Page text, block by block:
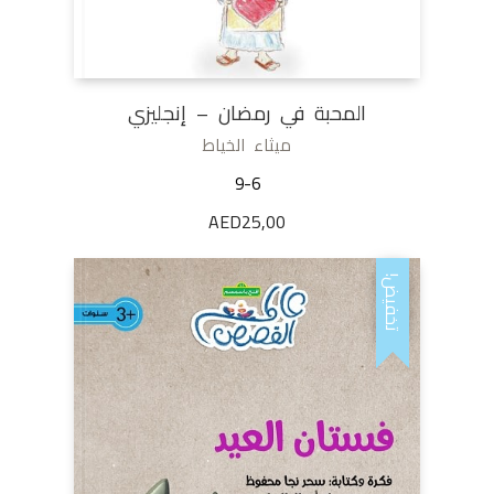
المحبة في رمضان – إنجليزي
ميثاء الخياط
9-6
AED25,00
تخفيض!